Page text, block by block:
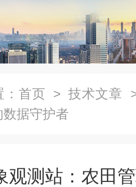
首页 > 技术文章
数据守护者
观测站：农田